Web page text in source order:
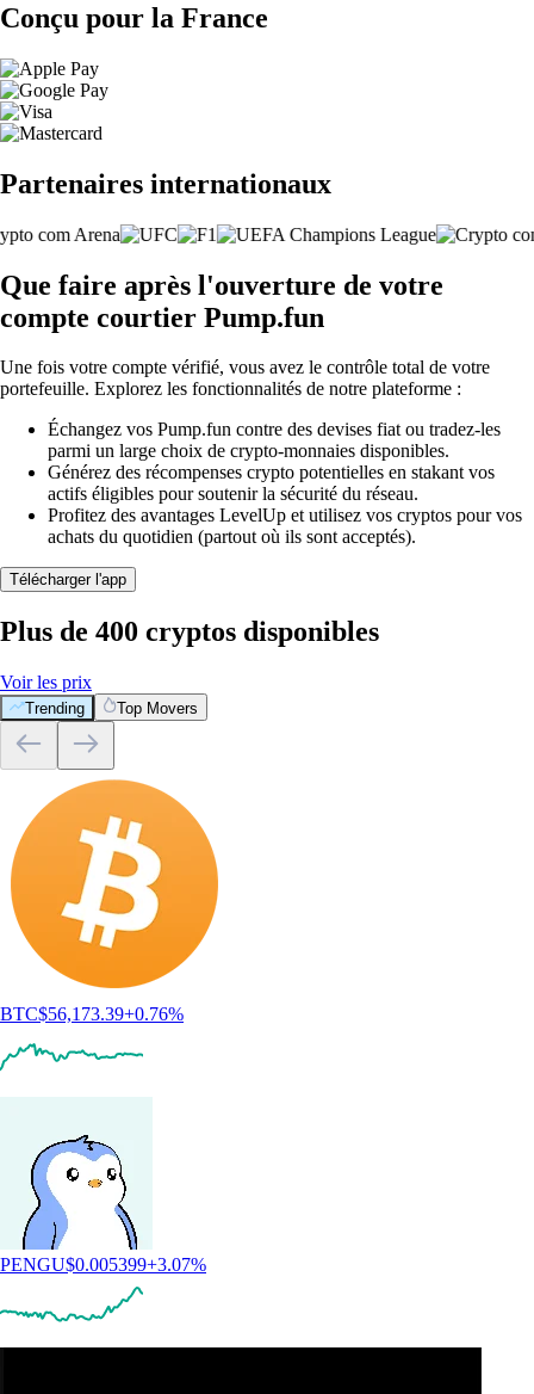
Conçu pour la France
Partenaires internationaux
Que faire après l'ouverture de votre
compte courtier Pump.fun
Une fois votre compte vérifié, vous avez le contrôle total de votre
portefeuille. Explorez les fonctionnalités de notre plateforme :
Échangez vos Pump.fun contre des devises fiat ou tradez-les
parmi un large choix de crypto-monnaies disponibles.
Générez des récompenses crypto potentielles en stakant vos
actifs éligibles pour soutenir la sécurité du réseau.
Profitez des avantages LevelUp et utilisez vos cryptos pour vos
achats du quotidien (partout où ils sont acceptés).
Télécharger l'app
Plus de 400 cryptos disponibles
Voir les prix
Trending Top Movers
BTC$56,173.39+0.76%
PENGU$0.005399+3.07%